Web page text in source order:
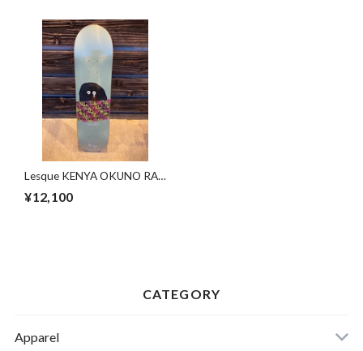
Lesque KENYA OKUNO RAT
¥12,100
CATEGORY
Apparel